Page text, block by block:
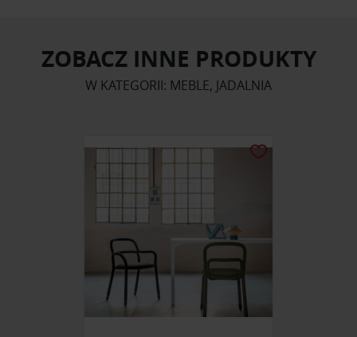
ZOBACZ INNE PRODUKTY
W KATEGORII: MEBLE, JADALNIA